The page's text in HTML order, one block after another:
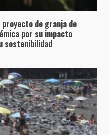
proyecto de granja de
por su impacto
sostenibilidad